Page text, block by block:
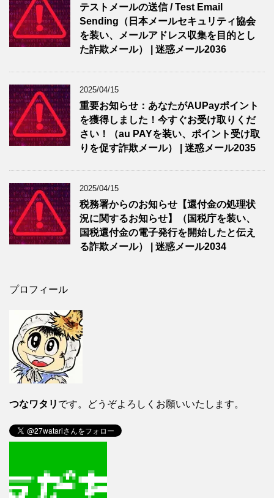
テストメールの送信 / Test Email
Sending（日本メールセキュリティ協会
を装い、メールアドレス収集を目的とし
た詐欺メール） | 迷惑メール2036
2025/04/15
重要お知らせ：あなたがAUPayポイント
を獲得しました！今すぐお受け取りくだ
さい！（au PAYを装い、ポイント受け取
りを促す詐欺メール） | 迷惑メール2035
2025/04/15
税務署からのお知らせ【還付金の処理状
況に関するお知らせ】（国税庁を装い、
国税還付金の電子発行を開始したと伝え
る詐欺メール） | 迷惑メール2034
プロフィール
つなワタリ です。どうぞよろしくお願いいたします。